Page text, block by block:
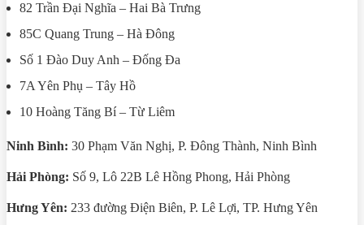
82 Trần Đại Nghĩa – Hai Bà Trưng
85C Quang Trung – Hà Đông
Số 1 Đào Duy Anh – Đống Đa
7A Yên Phụ – Tây Hồ
10 Hoàng Tăng Bí – Từ Liêm
Ninh Bình: 30 Phạm Văn Nghị, P. Đông Thành, Ninh Bình
Hải Phòng: Số 9, Lô 22B Lê Hồng Phong, Hải Phòng
Hưng Yên: 233 đường Điện Biên, P. Lê Lợi, TP. Hưng Yên